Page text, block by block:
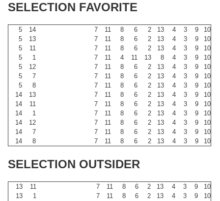
SELECTION FAVORITE
5 14 7 11 8 6 2 13 4 3 9
10
5
13 7 11 8 6 2 13 4 3 9
10
5
11 7 11 8 6 2 13 4 3 9
10
5
1 7 11 4 11 13 8 4 3 9
10
5
12 7 11 8 6 2 13 4 3 9
10
5
7 7 11 8 6 2 13 4 3 9
10
5
8 7 11 8 6 2 13 4 3 9
10
14
13 7 11 8 6 2 13 4 3 9
10
14
11 7 11 8 6 2 13 4 3 9
10
14
1 7 11 8 6 2 13 4 3 9
10
14
12 7 11 8 6 2 13 4 3 9
10
14
7 7 11 8 6 2 13 4 3 9
10
14
8 7 11 8 6 2 13 4 3 9 10
SELECTION OUTSIDER
13 11 7 11 8 6 2 13 4 3 9
10
13
1 7 11 8 6 2 13 4 3 9
10